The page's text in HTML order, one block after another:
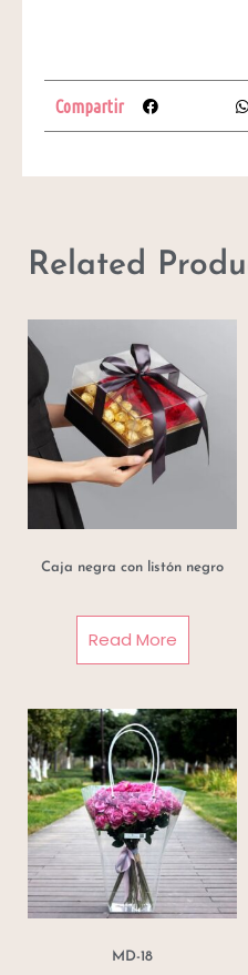
Compartir
Related
Caja negra con listón negro
Read More
MD-18